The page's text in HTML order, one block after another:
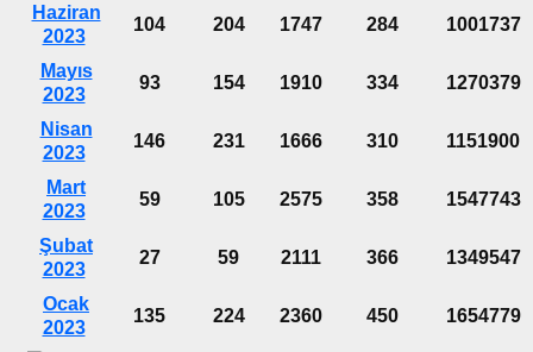
Haziran
2023
104 204 1747 284 1001737
Mayıs
2023
93 154 1910 334 1270379
Nisan
2023
146 231 1666 310 1151900
Mart
2023
59 105 2575 358 1547743
Şubat
2023
27 59 2111 366 1349547
Ocak
2023
135 224 2360 450 1654779